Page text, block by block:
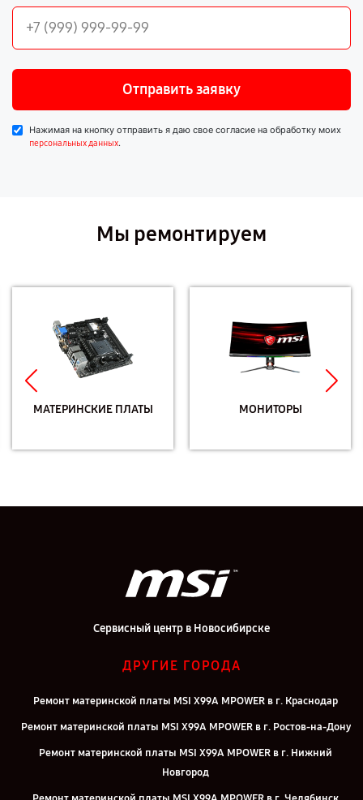
Отправить заявку
Нажимая на кнопку отправить я даю свое согласие на обработку моих
персональных данных.
Мы ремонтируем
МАТЕРИНСКИЕ ПЛАТЫ МОНИТОРЫ
Сервисный центр в Новосибирске
ДРУГИЕ ГОРОДА
Ремонт материнской платы MSI X99A MPOWER в г. Краснодар
Ремонт материнской платы MSI X99A MPOWER в г. Ростов-на-Дону
Ремонт материнской платы MSI X99A MPOWER в г. Нижний
Новгород